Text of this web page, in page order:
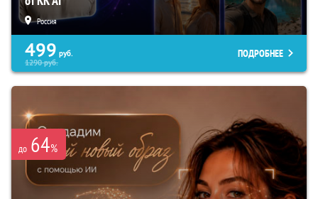
Россия
499 руб.
1290руб.
ПОДРОБНЕЕ
до 64%